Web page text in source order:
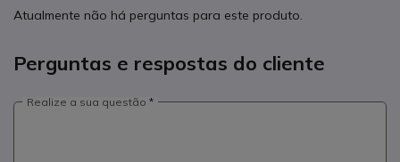
Atualmente não há perguntas para este produto.
Perguntas e respostas do cliente
Realize a sua questão